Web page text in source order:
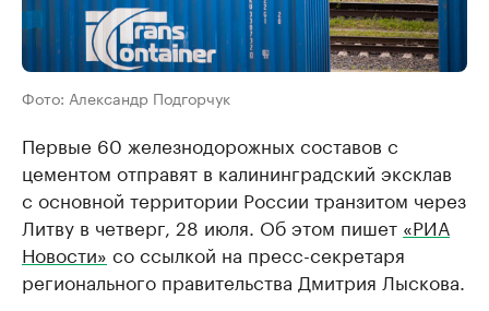
Фото: Александр Подгорчук
Первые 60 железнодорожных составов с
цементом отправят в калининградский эксклав
с основной территории России транзитом через
Литву в четверг, 28 июля. Об этом пишет «РИА
Новости» со ссылкой на пресс-секретаря
регионального правительства Дмитрия Лыскова.